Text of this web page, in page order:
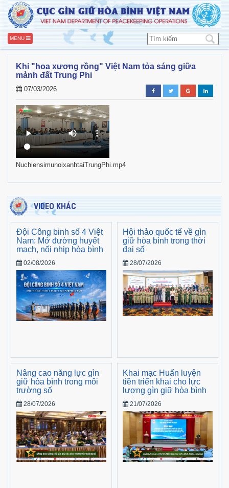
MENU
Khi "hoa xương rồng" Việt Nam tỏa sáng giữa
mảnh đất Trung Phi
07/03/2026
NuchiensimunoixanhtaiTrungPhi.mp4
VIDEO KHÁC
Đội Công binh số 4 Việt
Nam: Mở đường huyết
mạch, nối nhịp hòa bình
02/08/2026
Hội thảo quốc tế về gìn
giữ hòa bình trong thời
đại số
28/07/2026
Nâng cao năng lực gìn
giữ hòa bình trong môi
trường số
28/07/2026
Khai mạc Huấn luyện
tiền triển khai cho lực
lượng gìn giữ hòa bình
21/07/2026